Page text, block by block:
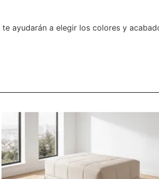
ayudarán a elegir los colores y